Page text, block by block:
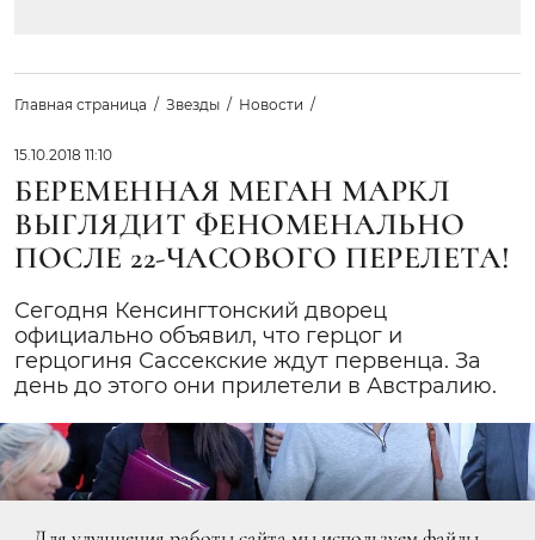
Главная страница Звезды Новости
15.10.2018 11:10
БЕРЕМЕННАЯ МЕГАН МАРКЛ
ВЫГЛЯДИТ ФЕНОМЕНАЛЬНО
ПОСЛЕ 22-ЧАСОВОГО ПЕРЕЛЕТА!
Сегодня Кенсингтонский дворец
официально объявил, что герцог и
герцогиня Сассекские ждут первенца. За
день до этого они прилетели в Австралию.